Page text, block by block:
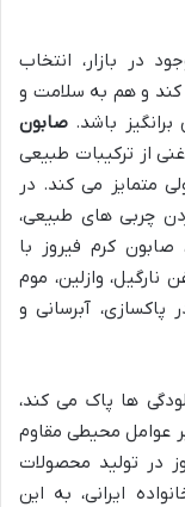
در بازار، انتخاب
کند و هم به سلامت و
باشد. صابون
از ترکیبات طبیعی
متمایز می کند. در
چربی های طبیعی،
کرم فیروز با
روغن نارگیل، وازلین، موم
آبرسانی و
ها پاک می کند،
عوامل محیطی مقاوم
در تولید محصولات
ایرانی، به این